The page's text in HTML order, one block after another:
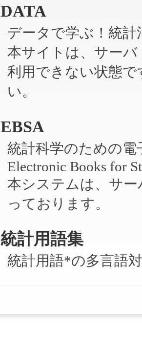
DATA
データで学ぶ！統
本サイトは、サー
利用できない状態
い。
EBSA
統計科学のための
Electronic Books for
本システムは、サ
っております。
統計用語集
統計用語*の多言語